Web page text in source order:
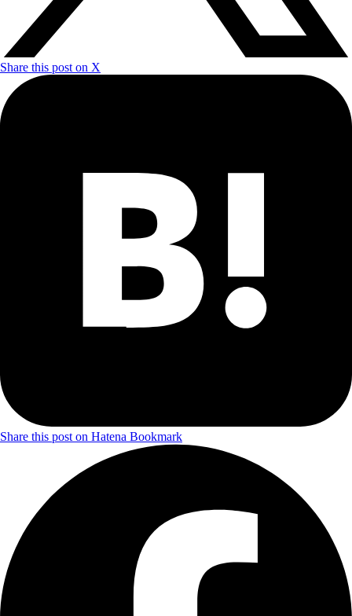
Share this post on X
Share this post on Hatena Bookmark